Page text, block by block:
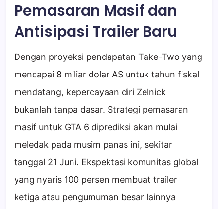
Pemasaran Masif dan
Antisipasi Trailer Baru
Dengan proyeksi pendapatan Take-Two yang
mencapai 8 miliar dolar AS untuk tahun fiskal
mendatang, kepercayaan diri Zelnick
bukanlah tanpa dasar. Strategi pemasaran
masif untuk GTA 6 diprediksi akan mulai
meledak pada musim panas ini, sekitar
tanggal 21 Juni. Ekspektasi komunitas global
yang nyaris 100 persen membuat trailer
ketiga atau pengumuman besar lainnya